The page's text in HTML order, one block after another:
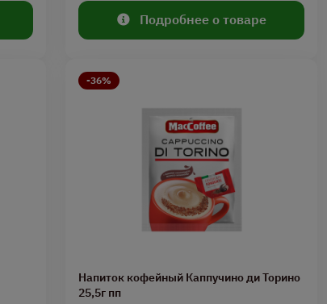
Подробнее о товаре
-36%
Напиток кофейный Каппучино ди Торино
25,5г пп